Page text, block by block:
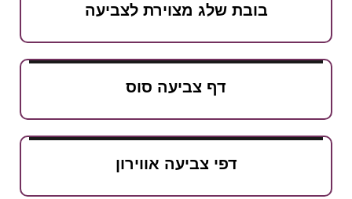
בובת שלג מצוירת לצביעה
דף צביעה סוס
דפי צביעה אווירון